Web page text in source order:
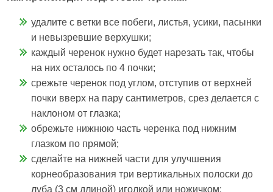
удалите с ветки все побеги, листья, усики, пасынки
и невызревшие верхушки;
каждый черенок нужно будет нарезать так, чтобы
на них осталось по 4 почки;
срежьте черенок под углом, отступив от верхней
почки вверх на пару сантиметров, срез делается с
наклоном от глазка;
обрежьте нижнюю часть черенка под нижним
глазком по прямой;
сделайте на нижней части для улучшения
корнеобразования три вертикальных полоски до
луба (3 см длиной) иголкой или ножичком;